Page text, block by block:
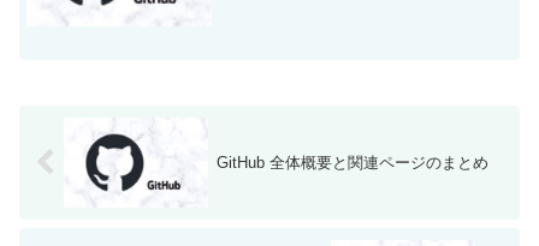
GitHub 全体概要と関連ページのまとめ